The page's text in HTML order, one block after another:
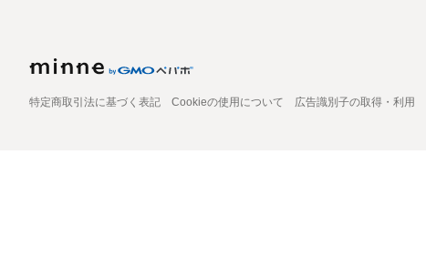
特定商取引法に基づく表記 Cookieの使用について 広告識別子の取得・利用